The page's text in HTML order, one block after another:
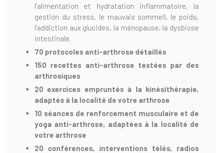
l’alimentation et hydratation inflammatoire, la
gestion du stress, le mauvais sommeil, le poids,
l’addiction aux glucides, la ménopause, la dysbiose
intestinale.
70 protocoles anti-arthrose détaillés
150 recettes anti-arthrose testées par des
arthrosiques
20 exercices empruntés à la kinésithérapie,
adaptés à la localité de votre arthrose
10 séances de renforcement musculaire et de
yoga anti-arthrose, adaptées à la localité de
votre arthrose
20 conférences, interventions télés, radios